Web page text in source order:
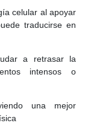
celular al apoyar
traducirse en
a retrasar la
intensos o
una mejor